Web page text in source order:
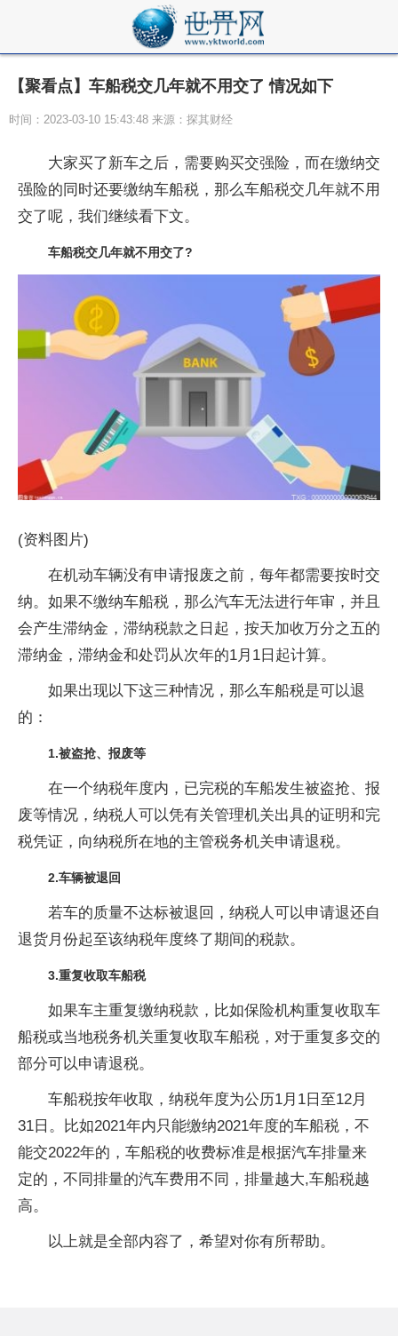
【聚看点】车船税交几年就不用交了 情况如下
时间：2023-03-10 15:43:48 来源：探其财经
大家买了新车之后，需要购买交强险，而在缴纳交
强险的同时还要缴纳车船税，那么车船税交几年就不用
交了呢，我们继续看下文。
车船税交几年就不用交了?
(资料图片)
在机动车辆没有申请报废之前，每年都需要按时交
纳。如果不缴纳车船税，那么汽车无法进行年审，并且
会产生滞纳金，滞纳税款之日起，按天加收万分之五的
滞纳金，滞纳金和处罚从次年的1月1日起计算。
如果出现以下这三种情况，那么车船税是可以退
的：
1.被盗抢、报废等
在一个纳税年度内，已完税的车船发生被盗抢、报
废等情况，纳税人可以凭有关管理机关出具的证明和完
税凭证，向纳税所在地的主管税务机关申请退税。
2.车辆被退回
若车的质量不达标被退回，纳税人可以申请退还自
退货月份起至该纳税年度终了期间的税款。
3.重复收取车船税
如果车主重复缴纳税款，比如保险机构重复收取车
船税或当地税务机关重复收取车船税，对于重复多交的
部分可以申请退税。
车船税按年收取，纳税年度为公历1月1日至12月
31日。比如2021年内只能缴纳2021年度的车船税，不
能交2022年的，车船税的收费标准是根据汽车排量来
定的，不同排量的汽车费用不同，排量越大,车船税越
高。
以上就是全部内容了，希望对你有所帮助。